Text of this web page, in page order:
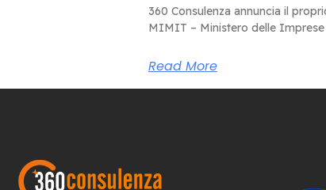
360 Consulenza annuncia il
MIMIT – Ministero delle
Read More